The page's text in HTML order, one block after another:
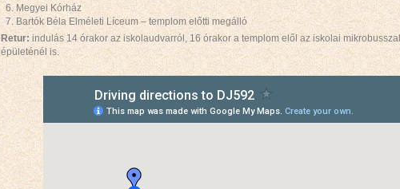
6. Megyei Kórház
7. Bartók Béla Elméleti Líceum – templom előtti megálló
Retur: indulás 14 órakor az iskolaudvarról, 16 órakor a templom elől az iskolai
épületénél is.